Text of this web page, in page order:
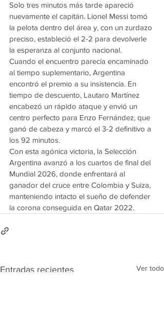
Solo tres minutos más tarde apareció
nuevamente el capitán. Lionel Messi tomó
la pelota dentro del área y, con un zurdazo
preciso, estableció el 2-2 para devolverle
la esperanza al conjunto nacional.
Cuando el encuentro parecía encaminado
al tiempo suplementario, Argentina
encontró el premio a su insistencia. En
tiempo de descuento, Lautaro Martínez
encabezó un rápido ataque y envió un
centro perfecto para Enzo Fernández, que
ganó de cabeza y marcó el 3-2 definitivo a
los 92 minutos.
Con esta agónica victoria, la Selección
Argentina avanzó a los cuartos de final del
Mundial 2026, donde enfrentará al
ganador del cruce entre Colombia y Suiza,
manteniendo intacto el sueño de defender
la corona conseguida en Qatar 2022.
Entradas recientes Ver todo